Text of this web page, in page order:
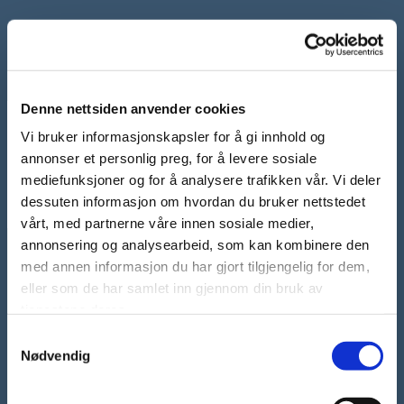
Denne nettsiden anvender cookies
Vi bruker informasjonskapsler for å gi innhold og
annonser et personlig preg, for å levere sosiale
mediefunksjoner og for å analysere trafikken vår. Vi deler
dessuten informasjon om hvordan du bruker nettstedet
vårt, med partnerne våre innen sosiale medier,
annonsering og analysearbeid, som kan kombinere den
med annen informasjon du har gjort tilgjengelig for dem,
eller som de har samlet inn gjennom din bruk av
Nødvendig
-
Øvre Bjørkåsen 28
8074 Bodø
+47 45 88 78 93